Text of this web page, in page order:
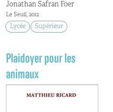
Jonathan Safran Foer
Le Seuil, 2012
Lycée Supérieur
Plaidoyer pour les
animaux